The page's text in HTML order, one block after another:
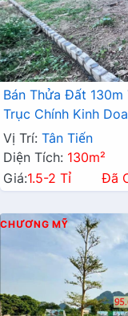
Bán Thửa Đất
Trục Chính Kinh
Vị Trí: Tân Tiến
Diện Tích: 130m²
Giá:1.5-2 Tỉ Đã
CHƯƠNG MỸ